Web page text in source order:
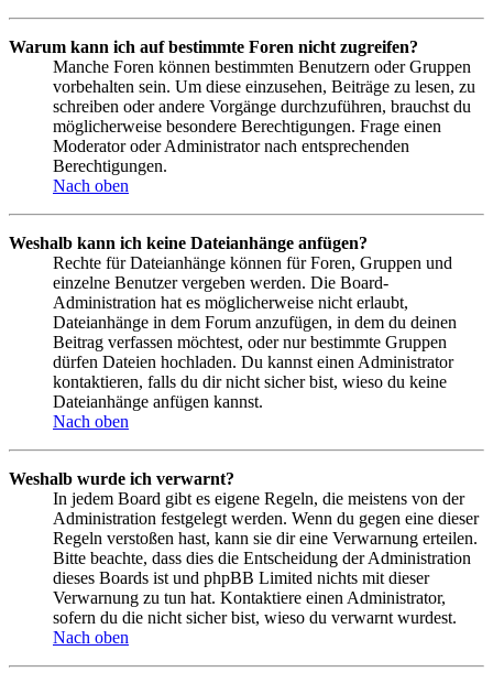
Warum kann ich auf bestimmte Foren nicht zugreifen?
Manche Foren können bestimmten Benutzern oder Gruppen
vorbehalten sein. Um diese einzusehen, Beiträge zu lesen, zu
schreiben oder andere Vorgänge durchzuführen, brauchst du
möglicherweise besondere Berechtigungen. Frage einen
Moderator oder Administrator nach entsprechenden
Berechtigungen.
Nach oben
Weshalb kann ich keine Dateianhänge anfügen?
Rechte für Dateianhänge können für Foren, Gruppen und
einzelne Benutzer vergeben werden. Die Board-
Administration hat es möglicherweise nicht erlaubt,
Dateianhänge in dem Forum anzufügen, in dem du deinen
Beitrag verfassen möchtest, oder nur bestimmte Gruppen
dürfen Dateien hochladen. Du kannst einen Administrator
kontaktieren, falls du dir nicht sicher bist, wieso du keine
Dateianhänge anfügen kannst.
Nach oben
Weshalb wurde ich verwarnt?
In jedem Board gibt es eigene Regeln, die meistens von der
Administration festgelegt werden. Wenn du gegen eine dieser
Regeln verstoßen hast, kann sie dir eine Verwarnung erteilen.
Bitte beachte, dass dies die Entscheidung der Administration
dieses Boards ist und phpBB Limited nichts mit dieser
Verwarnung zu tun hat. Kontaktiere einen Administrator,
sofern du die nicht sicher bist, wieso du verwarnt wurdest.
Nach oben